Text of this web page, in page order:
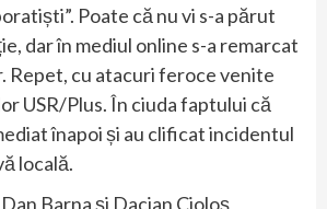
Poate că nu vi s-a părut
dar în mediul online s-a remarcat
Repet, cu atacuri feroce venite
USR/Plus. În ciuda faptului că
înapoi și au clificat incidentul
locală.
Barna și Dacian Cioloș